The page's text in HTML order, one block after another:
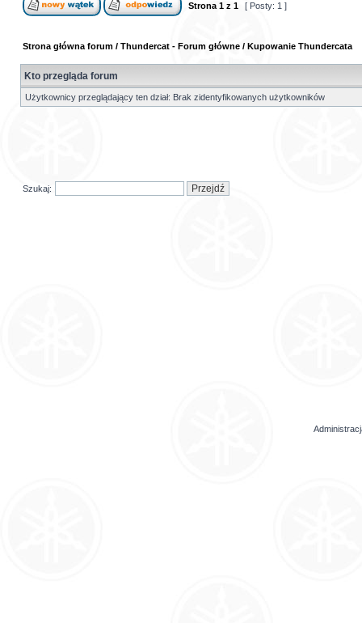
Strona 1 z 1 [ Posty: 1 ]
Strona główna forum / Thundercat - Forum główne / Kupowanie Thundercata
Kto przegląda forum
Użytkownicy przeglądający ten dział: Brak zidentyfikowanych użytkowników
Szukaj: